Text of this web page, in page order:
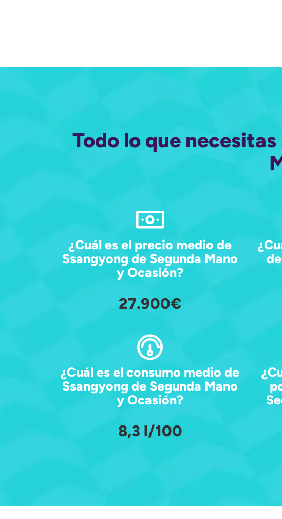
Todo lo que
¿Cuál es el precio medio de
Ssangyong de Segunda Mano
y Ocasión?
27.900€
¿Cuál es el consumo medio de
Ssangyong de Segunda Mano
y Ocasión?
8,3 l/100